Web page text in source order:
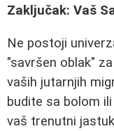
Zaključak: Vaš
Ne postoji
"savršen oblak"
vaših jutarnjih
budite sa bolom
vaš trenutni